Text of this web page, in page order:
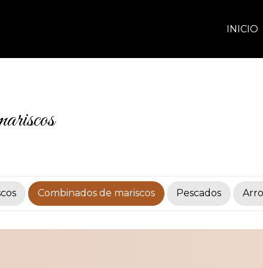
INICIO
Combinados de mariscos Pescados